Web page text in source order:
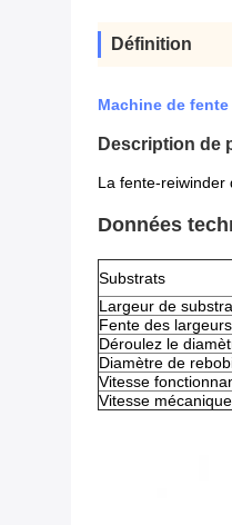
Définition
Machine de
Description de
La fente-reiwinder
Données
Substrats
Largeur de
Fente des largeurs
Déroulez le
Diamètre de
Vitesse
Vitesse mécanique